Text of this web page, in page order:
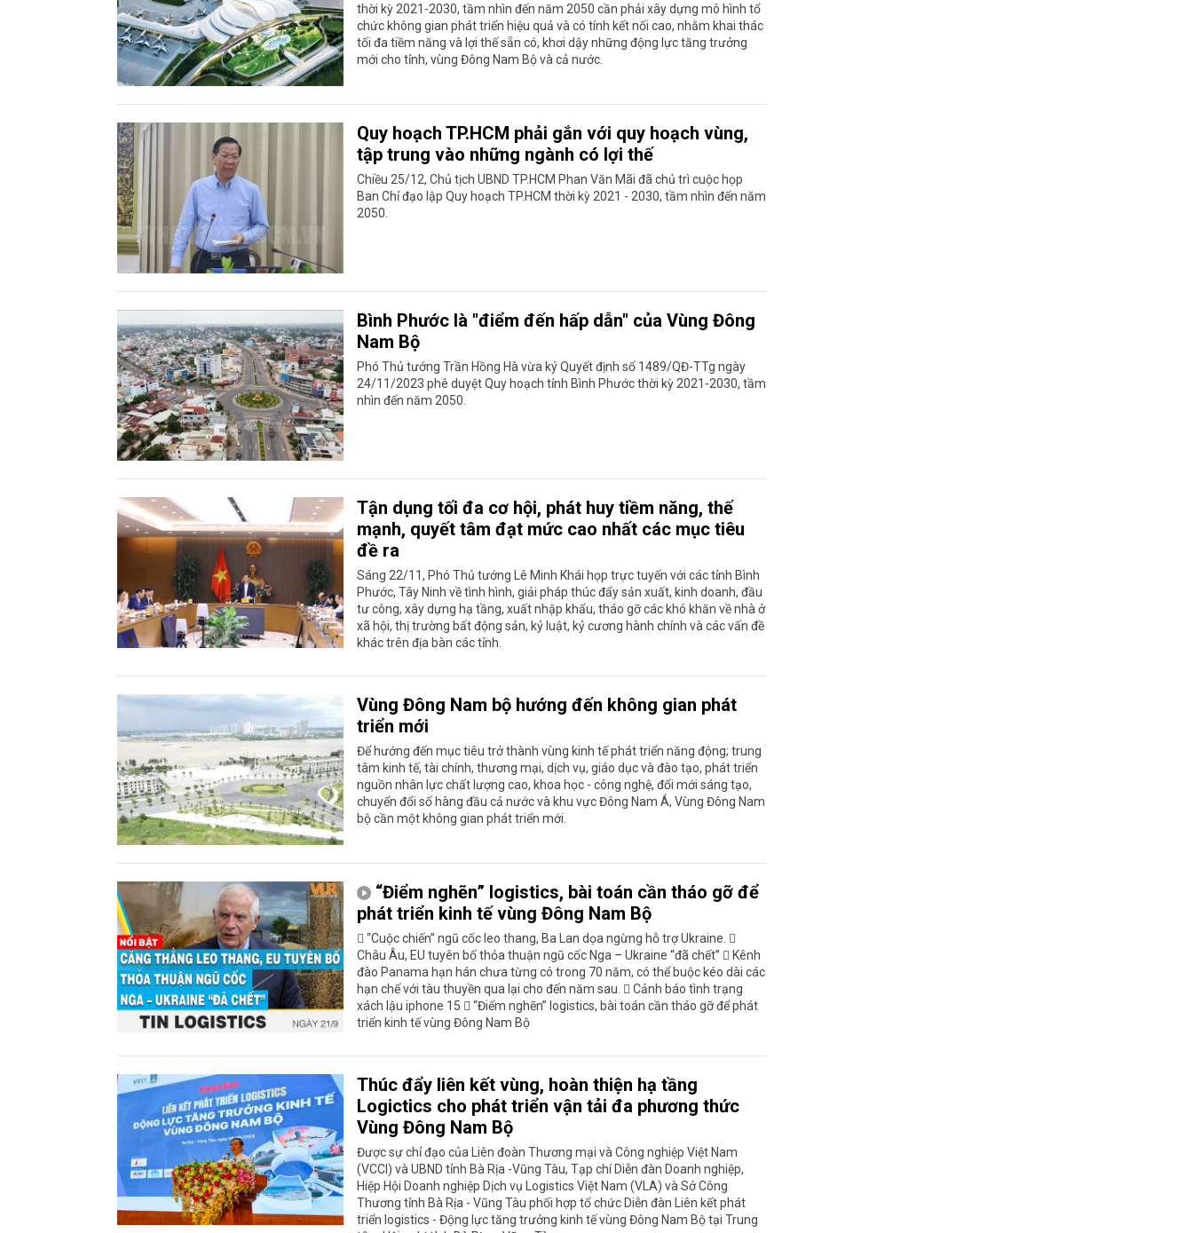
thời kỳ 2021-2030, tầm nhìn đến năm 2050 cần phải xây dựng mô hình tổ
chức không gian phát triển hiệu quả và có tính kết nối cao, nhằm khai thác
tối đa tiềm năng và lợi thế sẵn có, khơi dậy những động lực tăng trưởng
mới cho tỉnh, vùng Đông Nam Bộ và cả nước.
Quy hoạch TP.HCM phải gắn với quy hoạch vùng,
tập trung vào những ngành có lợi thế
Chiều 25/12, Chủ tịch UBND TP.HCM Phan Văn Mãi đã chủ trì cuộc họp
Ban Chỉ đạo lập Quy hoạch TP.HCM thời kỳ 2021 - 2030, tầm nhìn đến năm
2050.
Bình Phước là "điểm đến hấp dẫn" của Vùng Đông
Nam Bộ
Phó Thủ tướng Trần Hồng Hà vừa ký Quyết định số 1489/QĐ-TTg ngày
24/11/2023 phê duyệt Quy hoạch tỉnh Bình Phước thời kỳ 2021-2030, tầm
nhìn đến năm 2050.
Tận dụng tối đa cơ hội, phát huy tiềm năng, thế
mạnh, quyết tâm đạt mức cao nhất các mục tiêu
đề ra
Sáng 22/11, Phó Thủ tướng Lê Minh Khái họp trực tuyến với các tỉnh Bình
Phước, Tây Ninh về tình hình, giải pháp thúc đẩy sản xuất, kinh doanh, đầu
tư công, xây dựng hạ tầng, xuất nhập khẩu, tháo gỡ các khó khăn về nhà ở
xã hội, thị trường bất động sản, kỷ luật, kỷ cương hành chính và các vấn đề
khác trên địa bàn các tỉnh.
Vùng Đông Nam bộ hướng đến không gian phát
triển mới
Để hướng đến mục tiêu trở thành vùng kinh tế phát triển năng động; trung
tâm kinh tế, tài chính, thương mại, dịch vụ, giáo dục và đào tạo, phát triển
nguồn nhân lực chất lượng cao, khoa học - công nghệ, đổi mới sáng tạo,
chuyển đổi số hàng đầu cả nước và khu vực Đông Nam Á, Vùng Đông Nam
bộ cần một không gian phát triển mới.
“Điểm nghẽn” logistics, bài toán cần tháo gỡ để
phát triển kinh tế vùng Đông Nam Bộ
 “Cuộc chiến” ngũ cốc leo thang, Ba Lan dọa ngừng hỗ trợ Ukraine. 
Châu Âu, EU tuyên bố thỏa thuận ngũ cốc Nga – Ukraine “đã chết”  Kênh
đào Panama hạn hán chưa từng có trong 70 năm, có thể buộc kéo dài các
hạn chế với tàu thuyền qua lại cho đến năm sau.  Cảnh báo tình trạng
xách lậu iphone 15  “Điểm nghẽn” logistics, bài toán cần tháo gỡ để phát
triển kinh tế vùng Đông Nam Bộ
Thúc đẩy liên kết vùng, hoàn thiện hạ tầng
Logictics cho phát triển vận tải đa phương thức
Vùng Đông Nam Bộ
Được sự chỉ đạo của Liên đoàn Thương mại và Công nghiệp Việt Nam
(VCCI) và UBND tỉnh Bà Rịa -Vũng Tàu, Tạp chí Diễn đàn Doanh nghiệp,
Hiệp Hội Doanh nghiệp Dịch vụ Logistics Việt Nam (VLA) và Sở Công
Thương tỉnh Bà Rịa - Vũng Tàu phối hợp tổ chức Diễn đàn Liên kết phát
triển logistics - Động lực tăng trưởng kinh tế vùng Đông Nam Bộ tại Trung